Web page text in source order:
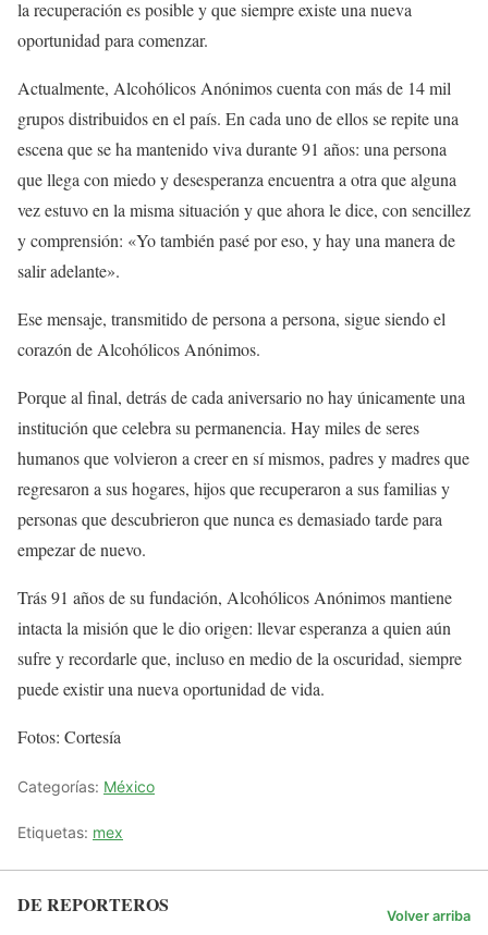
la recuperación es posible y que siempre existe una nueva
oportunidad para comenzar.
Actualmente, Alcohólicos Anónimos cuenta con más de 14 mil
grupos distribuidos en el país. En cada uno de ellos se repite una
escena que se ha mantenido viva durante 91 años: una persona
que llega con miedo y desesperanza encuentra a otra que alguna
vez estuvo en la misma situación y que ahora le dice, con sencillez
y comprensión: «Yo también pasé por eso, y hay una manera de
salir adelante».
Ese mensaje, transmitido de persona a persona, sigue siendo el
corazón de Alcohólicos Anónimos.
Porque al final, detrás de cada aniversario no hay únicamente una
institución que celebra su permanencia. Hay miles de seres
humanos que volvieron a creer en sí mismos, padres y madres que
regresaron a sus hogares, hijos que recuperaron a sus familias y
personas que descubrieron que nunca es demasiado tarde para
empezar de nuevo.
Trás 91 años de su fundación, Alcohólicos Anónimos mantiene
intacta la misión que le dio origen: llevar esperanza a quien aún
sufre y recordarle que, incluso en medio de la oscuridad, siempre
puede existir una nueva oportunidad de vida.
Fotos: Cortesía
Categorías: México
Etiquetas: mex
DE REPORTEROS Volver arriba